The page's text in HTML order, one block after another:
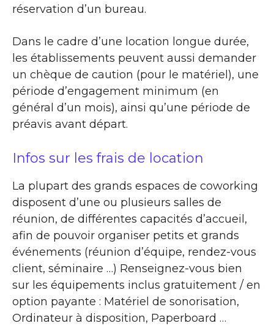
réservation d’un bureau.
Dans le cadre d’une location longue durée,
les établissements peuvent aussi demander
un chèque de caution (pour le matériel), une
période d’engagement minimum (en
général d’un mois), ainsi qu’une période de
préavis avant départ.
Infos sur les frais de location
La plupart des grands espaces de coworking
disposent d’une ou plusieurs salles de
réunion, de différentes capacités d’accueil,
afin de pouvoir organiser petits et grands
événements (réunion d’équipe, rendez-vous
client, séminaire …) Renseignez-vous bien
sur les équipements inclus gratuitement / en
option payante : Matériel de sonorisation,
Ordinateur à disposition, Paperboard …